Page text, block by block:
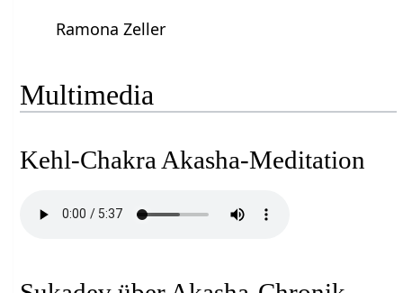
Ramona Zeller
Multimedia
Kehl-Chakra Akasha-Meditation